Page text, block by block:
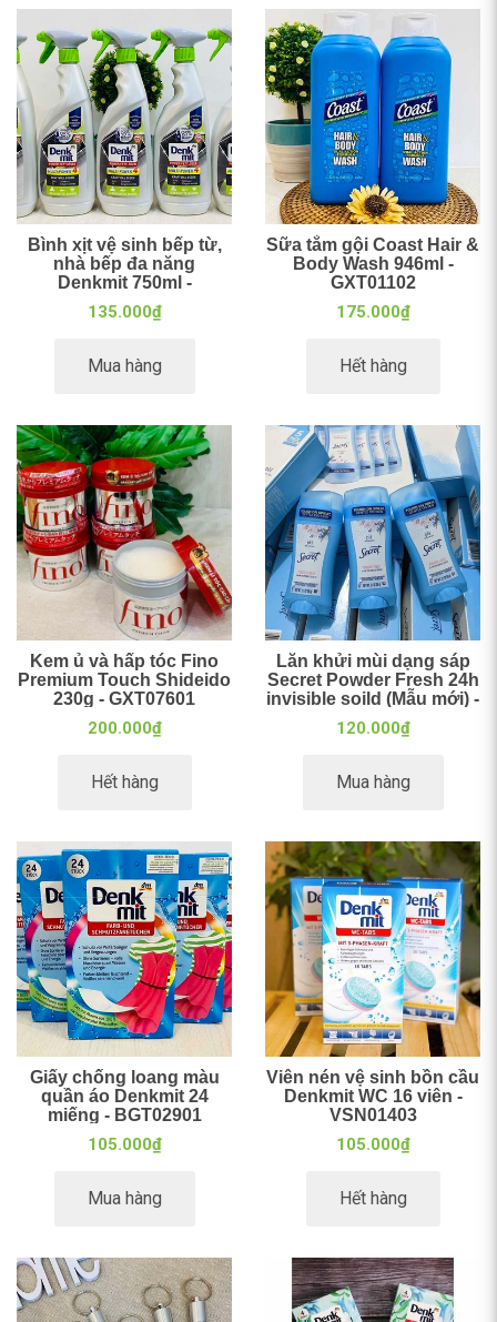
Bình xịt vệ sinh bếp từ,
nhà bếp đa năng
Denkmit 750ml -
VSN06001
135.000₫
Mua hàng
Sữa tắm gội Coast Hair &
Body Wash 946ml -
GXT01102
175.000₫
Hết hàng
Kem ủ và hấp tóc Fino
Premium Touch Shideido
230g - GXT07601
200.000₫
Hết hàng
Lăn khửi mùi dạng sáp
Secret Powder Fresh 24h
invisible soild (Mẫu mới) -
59g
120.000₫
Mua hàng
Giấy chống loang màu
quần áo Denkmit 24
miếng - BGT02901
105.000₫
Mua hàng
Viên nén vệ sinh bồn cầu
Denkmit WC 16 viên -
VSN01403
105.000₫
Hết hàng